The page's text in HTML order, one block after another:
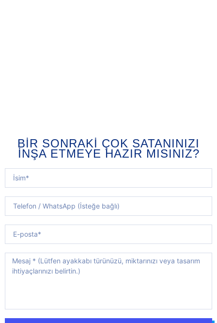
BIR SONRAKI ÇOK SATANINIZI
İNŞA ETMEYE HAZIR MISINIZ?